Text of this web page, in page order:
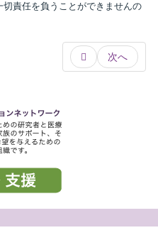
切責任を負うことができませんの
次へ